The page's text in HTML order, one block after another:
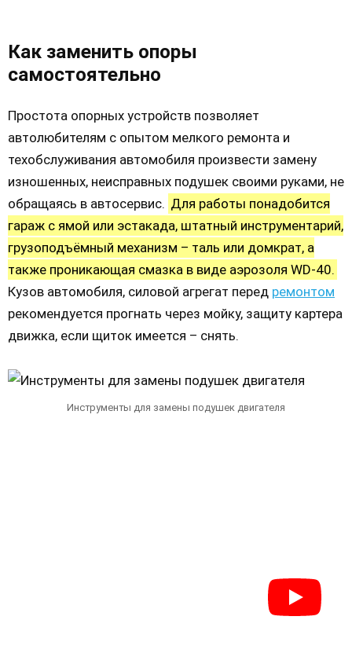
Как заменить опоры
самостоятельно
Простота опорных устройств позволяет
автолюбителям с опытом мелкого ремонта и
техобслуживания автомобиля произвести замену
изношенных, неисправных подушек своими руками, не
обращаясь в автосервис. Для работы понадобится
гараж с ямой или эстакада, штатный инструментарий,
грузоподъёмный механизм – таль или домкрат, а
также проникающая смазка в виде аэрозоля WD-40.
Кузов автомобиля, силовой агрегат перед ремонтом
рекомендуется прогнать через мойку, защиту картера
движка, если щиток имеется – снять.
Инструменты для замены подушек двигателя